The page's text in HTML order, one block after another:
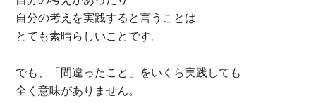
自分の考えを実践すると言うことは
とても素晴らしいことです。
でも、「間違ったこと」をいくら実践しても
全く意味がありません。